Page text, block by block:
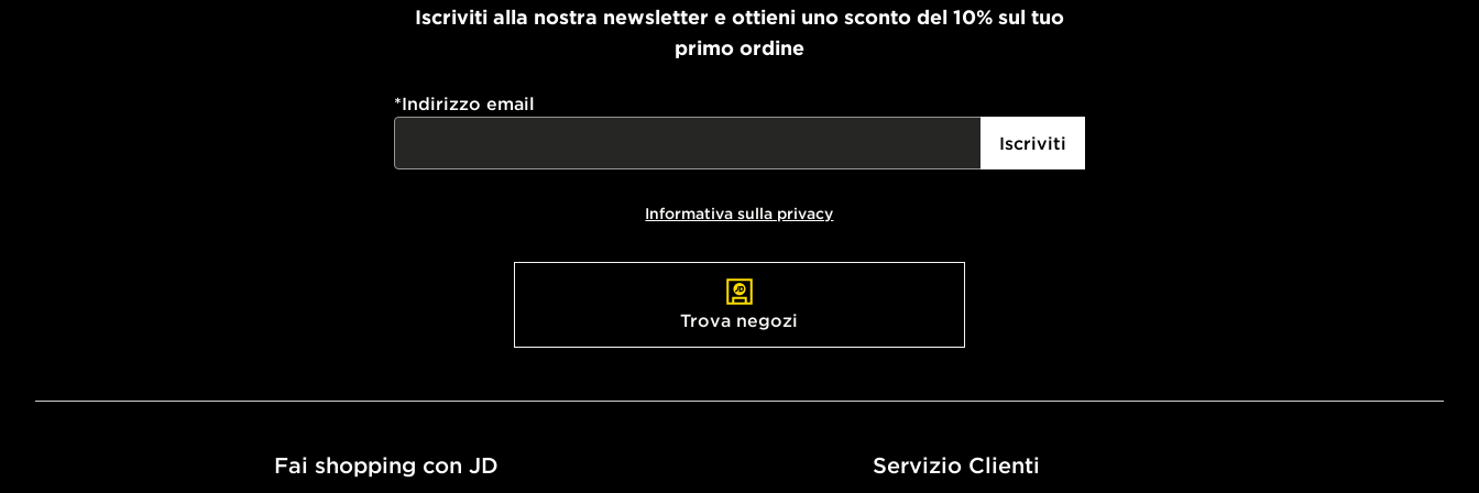
Iscriviti alla nostra newsletter e ottieni uno sconto del 10% sul tuo
primo ordine
*Indirizzo email
Iscriviti
Informativa sulla privacy
Trova negozi
Fai shopping con JD Servizio Clienti